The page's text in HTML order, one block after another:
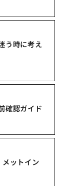
う時に考え
確認ガイド
ットイン